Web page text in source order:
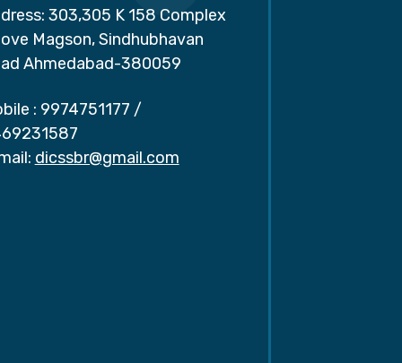
303,305 K 158 Complex
Magson, Sindhubhavan
Ahmedabad-380059
: 9974751177 /
dicssbr@gmail.com